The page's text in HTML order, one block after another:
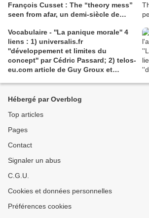
François Cusset : The “theory mess”
seen from afar, un demi-siècle de
tracts.gallimard.fr ''La haine de
l'émancipation...'', François Cusset
Vocabulaire - ''La panique morale'' 4
liens : 1) universalis.fr
''développement et limites du
concept'' par Cédric Passard; 2) telos-
eu.com article de Guy Groux et
pour le compte rendu d'Arnaud
''la panique morale'';4) shs.cairn.info,
Pierre De Visscher : ''Craintes, peurs,
insécurités''
Hébergé par Overblog
Top articles
Pages
Contact
Signaler un abus
C.G.U.
Cookies et données personnelles
Préférences cookies